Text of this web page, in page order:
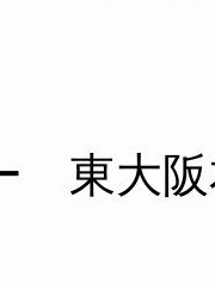
東大阪